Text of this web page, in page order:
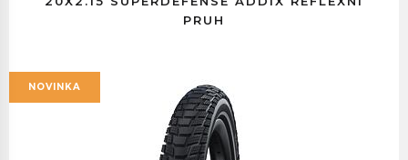
PRUH
NOVINKA